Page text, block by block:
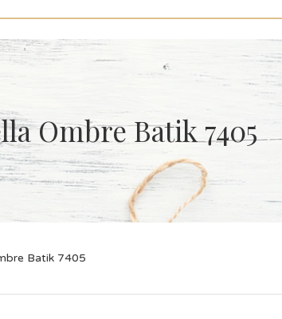
Ombre Batik 7405
Batik 7405